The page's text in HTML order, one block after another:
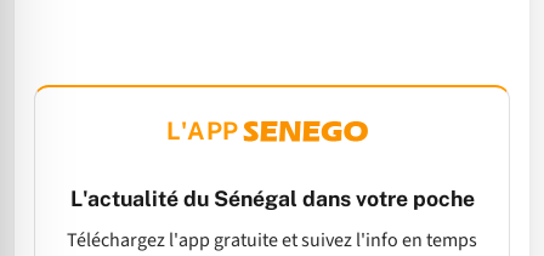
L'APP
L'actualité du Sénégal dans votre poche
Téléchargez l'app gratuite et suivez l'info en temps